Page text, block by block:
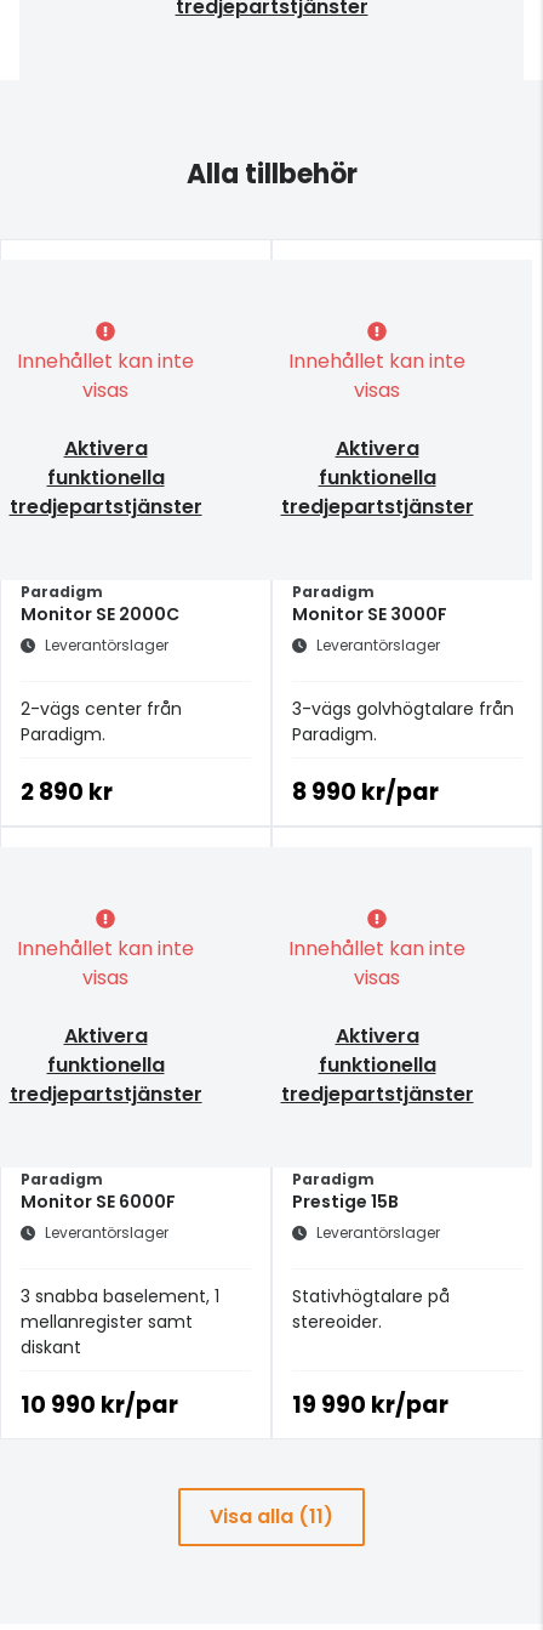
tredjepartstjänster
Alla tillbehör
Innehållet kan inte
visas
Aktivera
funktionella
tredjepartstjänster
Paradigm
Monitor SE 2000C
Leverantörslager
2-vägs center från
Paradigm.
2 890 kr
Innehållet kan inte
visas
Aktivera
funktionella
tredjepartstjänster
Paradigm
Monitor SE 3000F
Leverantörslager
3-vägs golvhögtalare från
Paradigm.
8 990 kr/par
Innehållet kan inte
visas
Aktivera
funktionella
tredjepartstjänster
Paradigm
Monitor SE 6000F
Leverantörslager
3 snabba baselement, 1
mellanregister samt
diskant
10 990 kr/par
Innehållet kan inte
visas
Aktivera
funktionella
tredjepartstjänster
Paradigm
Prestige 15B
Leverantörslager
​Stativhögtalare på
stereoider.
19 990 kr/par
Visa alla (11)